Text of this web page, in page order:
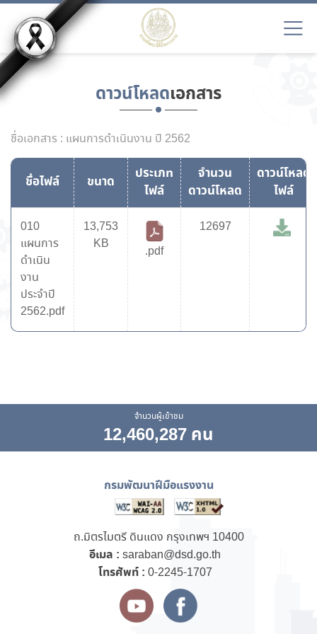
ดาวน์โหลดเอกสาร
ชื่อเอกสาร : แผนการดำเนินงาน ปี 2562
ชื่อไฟล์ ขนาด
ประเภท
ไฟล์
จำนวน
ดาวน์โหลด
ดาวน์โหลด
ไฟล์
010
แผนการ
ดำเนิน
งาน
ประจำปี
2562.pdf
13,753
KB
.pdf
12697
จำนวนผู้เข้าชม
12,460,287 คน
กรมพัฒนาฝีมือแรงงาน
ถ.มิตรไมตรี ดินแดง กรุงเทพฯ 10400
อีเมล : saraban@dsd.go.th
โทรศัพท์ : 0-2245-1707